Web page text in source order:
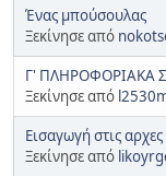
Ένας μπούσουλας
Ξεκίνησε από
Γ' ΠΛΗΡΟΦΟΡΙΑΚΑ
Ξεκίνησε από
Εισαγωγή στις
Ξεκίνησε από